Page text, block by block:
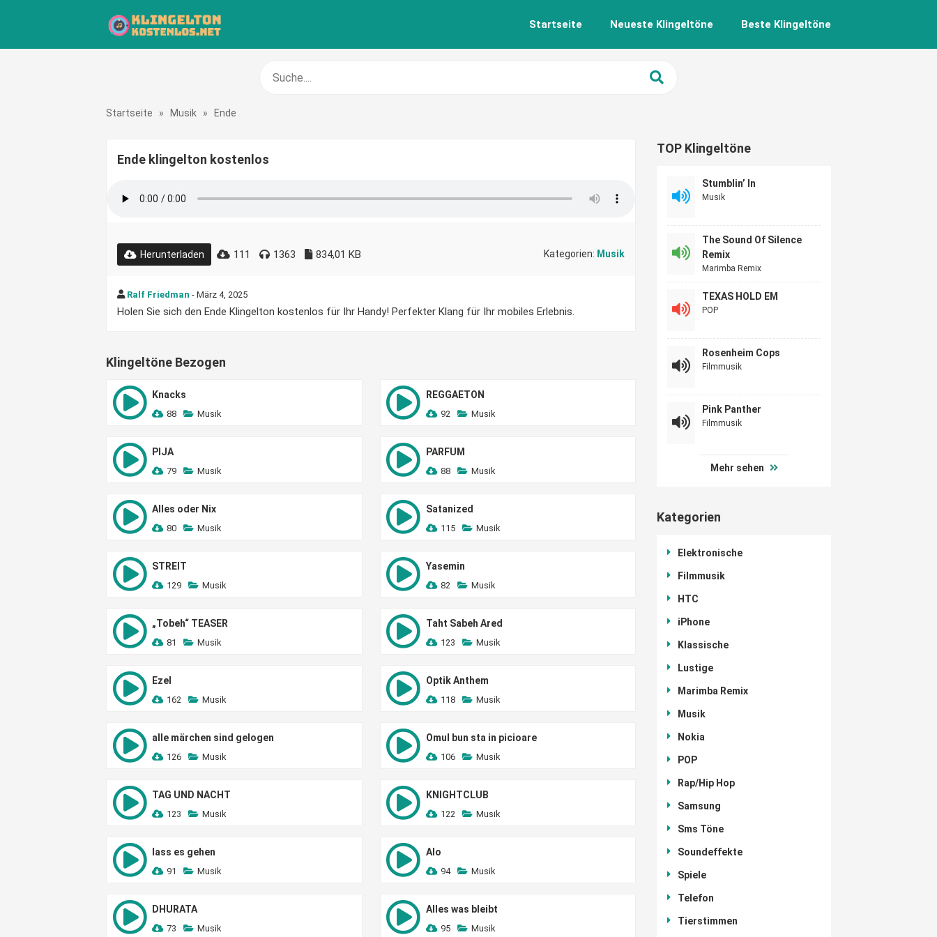
Startseite Neueste Klingeltöne Beste Klingeltöne
Startseite » Musik » Ende
Ende klingelton kostenlos
Herunterladen 111 1363 834,01 KB Kategorien: Musik
Ralf Friedman - März 4, 2025
Holen Sie sich den Ende Klingelton kostenlos für Ihr Handy! Perfekter Klang für Ihr mobiles Erlebnis.
Klingeltöne Bezogen
Knacks
88 Musik
REGGAETON
92 Musik
PIJA
79 Musik
PARFUM
88 Musik
Alles oder Nix
80 Musik
Satanized
115 Musik
STREIT
129 Musik
Yasemin
82 Musik
„Tobeh“ TEASER
81 Musik
Taht Sabeh Ared
123 Musik
Ezel
162 Musik
Optik Anthem
118 Musik
alle märchen sind gelogen
126 Musik
Omul bun sta in picioare
106 Musik
TAG UND NACHT
123 Musik
KNIGHTCLUB
122 Musik
lass es gehen
91 Musik
Alo
94 Musik
DHURATA
73 Musik
Alles was bleibt
95 Musik
TOP Klingeltöne
Stumblin’ In
Musik
The Sound Of Silence
Remix
Marimba Remix
TEXAS HOLD EM
POP
Rosenheim Cops
Filmmusik
Pink Panther
Filmmusik
Mehr sehen
Kategorien
Elektronische
Filmmusik
HTC
iPhone
Klassische
Lustige
Marimba Remix
Musik
Nokia
POP
Rap/Hip Hop
Samsung
Sms Töne
Soundeffekte
Spiele
Telefon
Tierstimmen